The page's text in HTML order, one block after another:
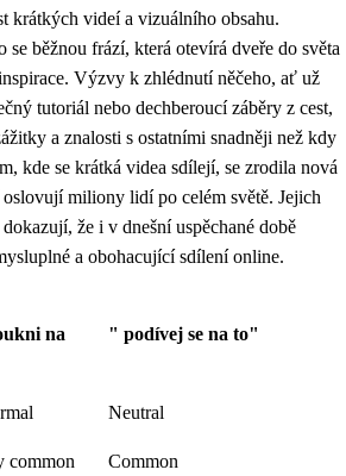
krátkých videí a vizuálního obsahu.
se běžnou frází, která otevírá dveře do světa
Výzvy k zhlédnutí něčeho, ať už
tutoriál nebo dechberoucí záběry z cest,
a znalosti s ostatními snadněji než kdy
kde se krátká videa sdílejí, se zrodila nová
miliony lidí po celém světě. Jejich
že i v dnešní uspěchané době
a obohacující sdílení online.
na
" podívej se na to"
Neutral
common Common